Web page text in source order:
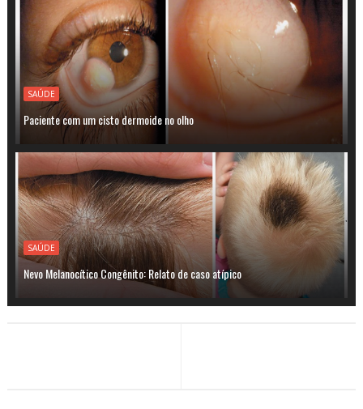
SAÚDE
Paciente com um cisto dermoide no olho
SAÚDE
Nevo Melanocítico Congênito: Relato de caso atípico